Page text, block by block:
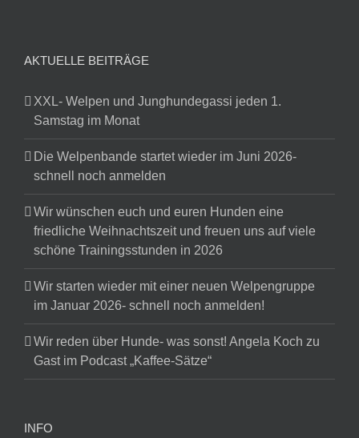
AKTUELLE BEITRÄGE
XXL- Welpen und Junghundegassi jeden 1.
Samstag im Monat
Die Welpenbande startet wieder im Juni 2026-
schnell noch anmelden
Wir wünschen euch und euren Hunden eine
friedliche Weihnachtszeit und freuen uns auf viele
schöne Trainingsstunden in 2026
Wir starten wieder mit einer neuen Welpengruppe
im Januar 2026- schnell noch anmelden!
Wir reden über Hunde- was sonst! Angela Koch zu
Gast im Podcast „Kaffee-Sätze“
INFO